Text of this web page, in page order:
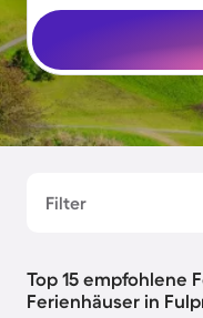
Filter
Top 15 empfohlene
Ferienhäuser in